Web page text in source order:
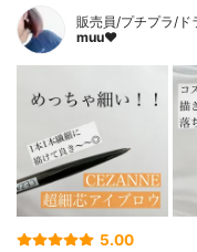
販売員/プチプラ/
muu❤︎
5.00